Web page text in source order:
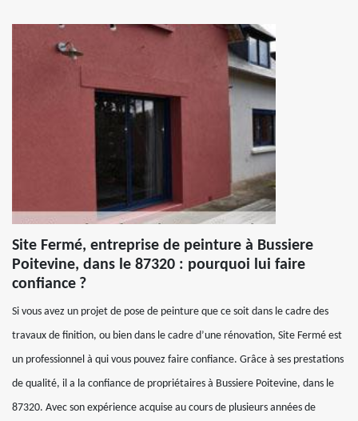
Site Fermé, entreprise de peinture à Bussiere
Poitevine, dans le 87320 : pourquoi lui faire
confiance ?
Si vous avez un projet de pose de peinture que ce soit dans le cadre des
travaux de finition, ou bien dans le cadre d’une rénovation, Site Fermé est
un professionnel à qui vous pouvez faire confiance. Grâce à ses prestations
de qualité, il a la confiance de propriétaires à Bussiere Poitevine, dans le
87320. Avec son expérience acquise au cours de plusieurs années de